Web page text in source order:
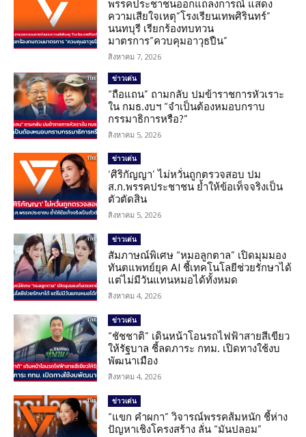
พรรคประชาชนออกแถลงการณ์ แสดง
ความเสียใจเหตุ”โรงเรียนเทพศิรินทร์”
นนทบุรี เรียกร้องทบทวน
มาตรการ”ควบคุมอาวุธปืน”
สิงหาคม 7, 2026
ข่าวเด่น
“ถือแถน” ถามกลับ ปมข้าราชการหัวเราะ
ใน กมธ.งบฯ “จำเป็นต้องหมอบกราบ
กรรมาธิการหรือ?”
สิงหาคม 5, 2026
ข่าวเด่น
‘ศิริกัญญา’ ไม่หวั่นถูกตรวจสอบ ปม
ส.ก.พรรคประชาชน ย้ำให้ข้อเท็จจริงเป็น
ตัวตัดสิน
สิงหาคม 5, 2026
ข่าวเด่น
สัมภาษณ์พิเศษ “หมอลูกตาล” เปิดมุมมอง
ทันตแพทย์ยุค AI ชี้เทคโนโลยีช่วยรักษาได้
แต่ไม่มีวันแทนหมอได้ทั้งหมด
สิงหาคม 4, 2026
ข่าวเด่น
“ชัชชาติ” เดินหน้าโอนรถไฟฟ้าสายสีเขียว
ให้รัฐบาล ชี้ลดภาระ กทม. เปิดทางใช้งบ
พัฒนาเมือง
สิงหาคม 4, 2026
ข่าวเด่น
“แขก คำผกา” วิจารณ์พรรคส้มหนัก ชี้ห่าง
ปัญหาเชิงโครงสร้าง ลั่น “มันปลอม”